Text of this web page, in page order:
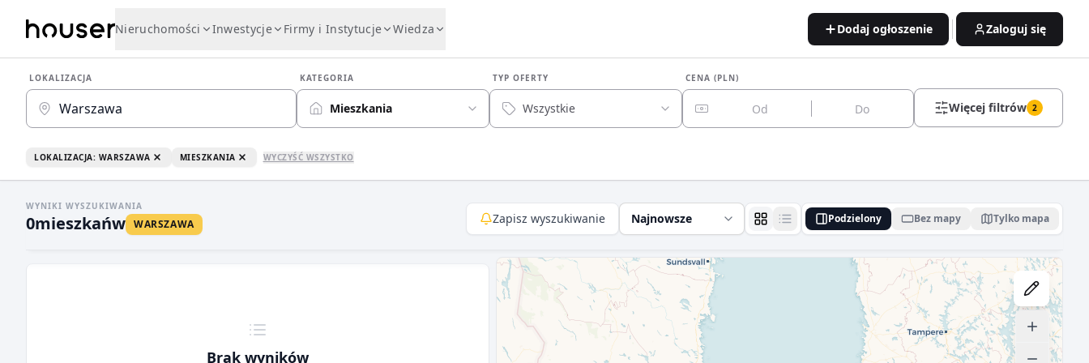
Nieruchomości Inwestycje Firmy i Instytucje Wiedza Dodaj ogłoszenie Zaloguj się
LOKALIZACJA KATEGORIA
Mieszkania
TYP OFERTY
Wszystkie
CENA (PLN)
Więcej filtrów 2
LOKALIZACJA: WARSZAWA MIESZKANIA WYCZYŚĆ WSZYSTKO
WYNIKI WYSZUKIWANIA
0mieszkańw WARSZAWA Zapisz wyszukiwanie Najnowsze Podzielony Bez mapy Tylko mapa
Brak wyników